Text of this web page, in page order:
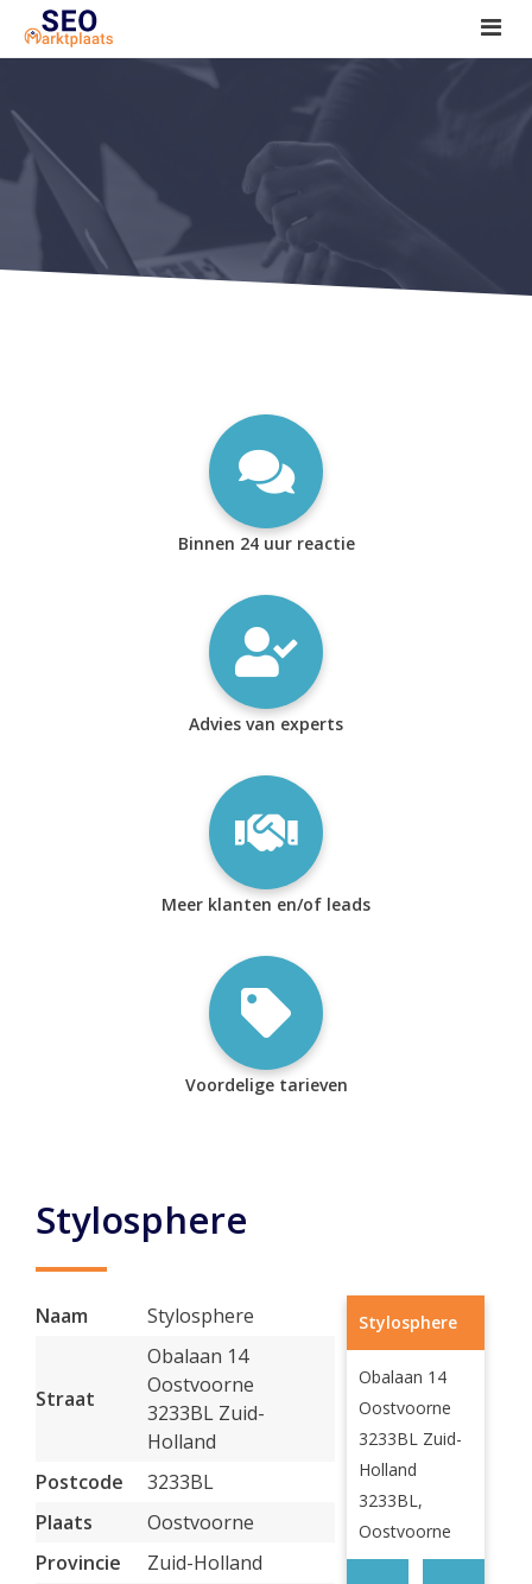
SEO tools reviews
Marketeer bij jou in de buurt?
Offerte
1. Seo voor beginners +
2. Onderzoeken +
Binnen 24 uur reactie
Advies van experts
Meer klanten en/of leads
Voordelige tarieven
Stylosphere
Naam Stylosphere
Straat
Obalaan 14
Oostvoorne
3233BL Zuid-
Holland
Postcode
3233BL
Plaats
Oostvoorne
Provincie
Zuid-Holland
Stylosphere
Obalaan 14
Oostvoorne
3233BL Zuid-
Holland
3233BL,
Oostvoorne